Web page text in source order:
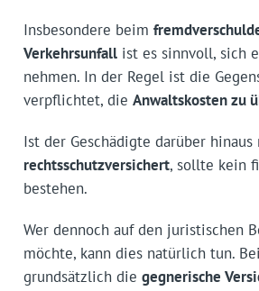
Insbesondere beim
Verkehrsunfallist es sinnvoll, sich
nehmen. In der Regel ist die
verpflichtet, die Anwaltskosten zu
Ist der Geschädigte darüber hinaus
rechtsschutzversichert, sollte kein
bestehen.
Wer dennoch auf den juristischen
möchte, kann dies natürlich tun.
grundsätzlich die gegnerische